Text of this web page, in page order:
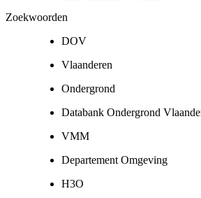
Zoekwoorden
DOV
Vlaanderen
Ondergrond
Databank Ondergrond
VMM
Departement Omgeving
H3O